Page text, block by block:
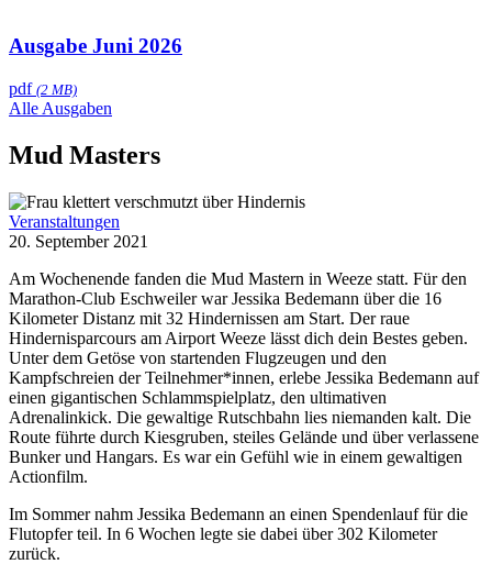
Ausgabe Juni 2026
pdf (2 MB)
Alle Ausgaben
Mud Masters
Veranstaltungen
20. September 2021
Am Wochenende fanden die Mud Mastern in Weeze statt. Für den
Marathon-Club Eschweiler war Jessika Bedemann über die 16
Kilometer Distanz mit 32 Hindernissen am Start. Der raue
Hindernisparcours am Airport Weeze lässt dich dein Bestes geben.
Unter dem Getöse von startenden Flugzeugen und den
Kampfschreien der Teilnehmer*innen, erlebe Jessika Bedemann auf
einen gigantischen Schlammspielplatz, den ultimativen
Adrenalinkick. Die gewaltige Rutschbahn lies niemanden kalt. Die
Route führte durch Kiesgruben, steiles Gelände und über verlassene
Bunker und Hangars. Es war ein Gefühl wie in einem gewaltigen
Actionfilm.
Im Sommer nahm Jessika Bedemann an einen Spendenlauf für die
Flutopfer teil. In 6 Wochen legte sie dabei über 302 Kilometer
zurück.